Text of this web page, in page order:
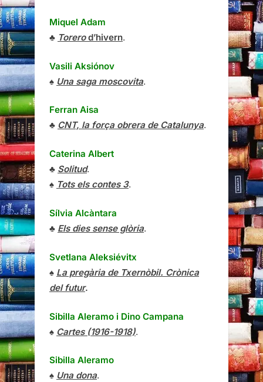
Miquel Adam
♣ Torerod’hivern.
Vasili Aksiónov
♠ Una saga moscovita.
Ferran Aisa
♣ CNT, la força obrera de Catalunya.
Caterina Albert
♣ Solitud.
♠ Tots els contes 3.
Sílvia Alcàntara
♣ Els dies sense glòria.
Svetlana Aleksiévitx
♠ La pregària de Txernòbil. Crònica
del futur.
Sibilla Aleramo i Dino Campana
♠ Cartes (1916-1918).
Sibilla Aleramo
♠ Una dona.